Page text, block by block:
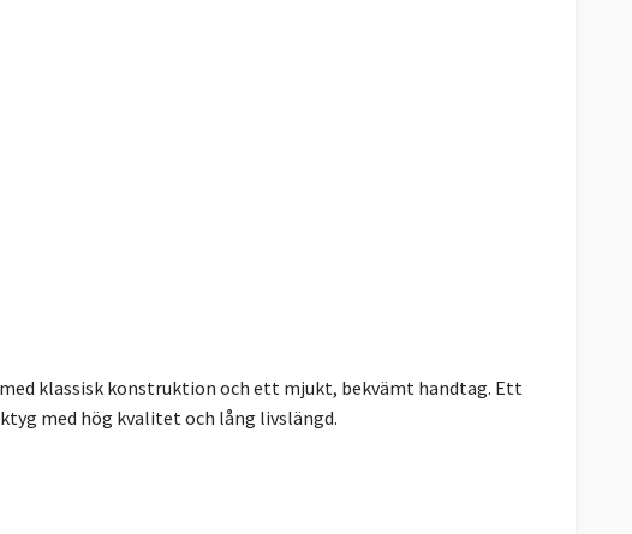
klassisk konstruktion och ett mjukt, bekvämt handtag. Ett
med hög kvalitet och lång livslängd.